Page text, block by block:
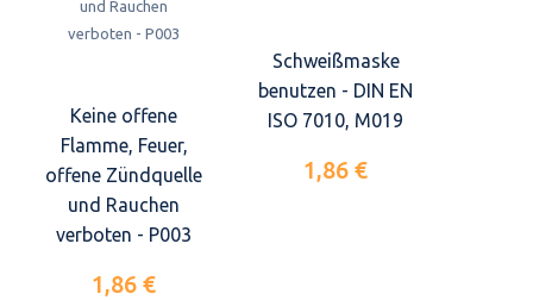
Keine offene
Flamme, Feuer,
offene Zündquelle
und Rauchen
verboten - P003
1,86 €
Schweißmaske
benutzen - DIN EN
ISO 7010, M019
1,86 €